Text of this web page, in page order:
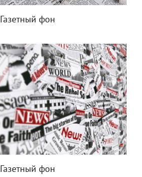
Газетный фон
Газетный фон